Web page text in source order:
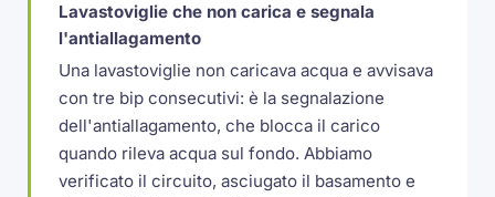
Lavastoviglie che non carica e segnala
l'antiallagamento
Una lavastoviglie non caricava acqua e avvisava
con tre bip consecutivi: è la segnalazione
dell'antiallagamento, che blocca il carico
quando rileva acqua sul fondo. Abbiamo
verificato il circuito, asciugato il basamento e